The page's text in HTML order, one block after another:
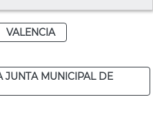
VALENCIA
JUNTA MUNICIPAL DE